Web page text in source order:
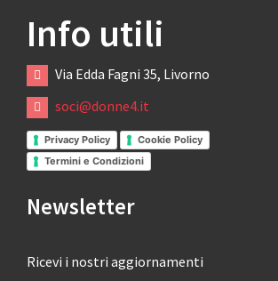
Info utili
Via Edda Fagni 35, Livorno
soci@donne4.it
Privacy Policy
Cookie Policy
Termini e Condizioni
Newsletter
Ricevi i nostri aggiornamenti